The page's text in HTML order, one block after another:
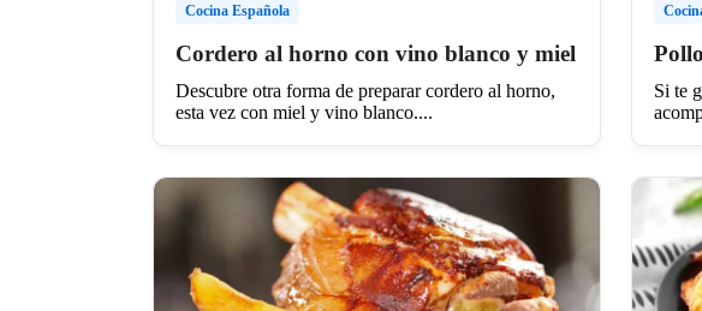
Cocina Española
Cordero al horno con vino blanco y miel
Descubre otra forma de preparar cordero al horno,
esta vez con miel y vino blanco....
Si te